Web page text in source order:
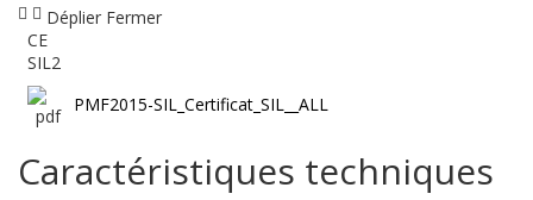
Déplier Fermer
CE
SIL2
PMF2015-SIL_Certificat_SIL__ALL
Caractéristiques techniques